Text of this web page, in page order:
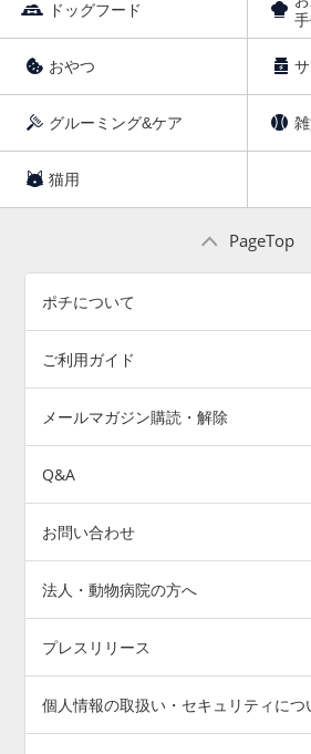
ドッグフード
おやつ
グルーミング&ケア
猫用
PageTop
ポチについて
ご利用ガイド
メールマガジン購読・解除
Q&A
お問い合わせ
法人・動物病院の方へ
プレスリリース
個人情報の取扱い・セキュリティにつ